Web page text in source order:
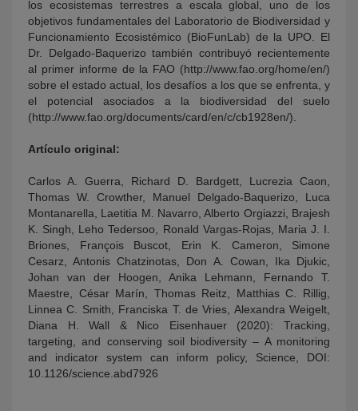
los ecosistemas terrestres a escala global, uno de los
objetivos fundamentales del Laboratorio de Biodiversidad y
Funcionamiento Ecosistémico (BioFunLab) de la UPO. El
Dr. Delgado-Baquerizo también contribuyó recientemente
al primer informe de la FAO (http://www.fao.org/home/en/)
sobre el estado actual, los desafíos a los que se enfrenta, y
el potencial asociados a la biodiversidad del suelo
(http://www.fao.org/documents/card/en/c/cb1928en/).
Artículo original:
Carlos A. Guerra, Richard D. Bardgett, Lucrezia Caon,
Thomas W. Crowther, Manuel Delgado-Baquerizo, Luca
Montanarella, Laetitia M. Navarro, Alberto Orgiazzi, Brajesh
K. Singh, Leho Tedersoo, Ronald Vargas-Rojas, Maria J. I.
Briones, François Buscot, Erin K. Cameron, Simone
Cesarz, Antonis Chatzinotas, Don A. Cowan, Ika Djukic,
Johan van der Hoogen, Anika Lehmann, Fernando T.
Maestre, César Marín, Thomas Reitz, Matthias C. Rillig,
Linnea C. Smith, Franciska T. de Vries, Alexandra Weigelt,
Diana H. Wall & Nico Eisenhauer (2020): Tracking,
targeting, and conserving soil biodiversity – A monitoring
and indicator system can inform policy, Science, DOI:
10.1126/science.abd7926